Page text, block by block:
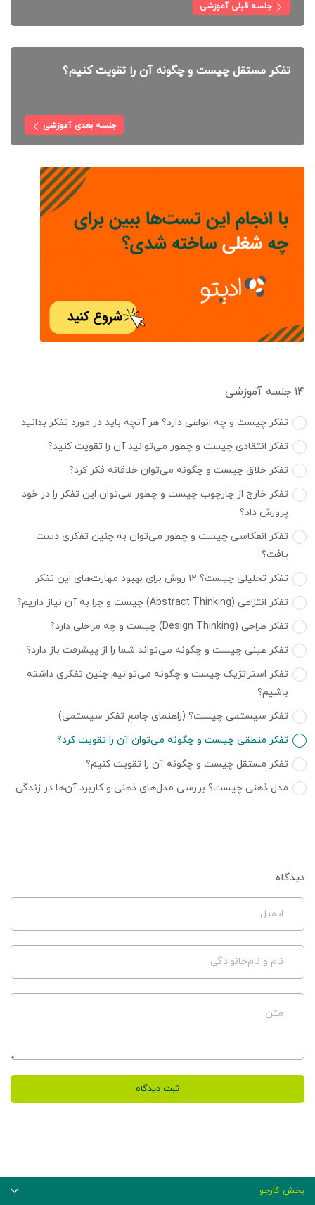
جلسه قبلی آموزشی
تفکر مستقل چیست و چگونه آن را تقویت کنیم؟
جلسه بعدی آموزشی
۱۴ جلسه آموزشی
تفکر چیست و چه انواعی دارد؟ هر آنچه باید در مورد تفکر بدانید
تفکر انتقادی چیست و چطور می‌توانید آن را تقویت کنید؟
تفکر خلاق چیست و چگونه می‌توان خلاقانه فکر کرد؟
تفکر خارج از چارچوب چیست و چطور می‌توان این تفکر را در خود
پرورش داد؟
تفکر انعکاسی چیست و چطور می‌توان به چنین تفکری دست
یافت؟
تفکر تحلیلی چیست؟ ۱۲ روش برای بهبود مهارت‌های‌ این تفکر
تفکر انتزاعی (Abstract Thinking) چیست و چرا به آن نیاز داریم؟
تفکر طراحی (Design Thinking) چیست و چه مراحلی دارد؟
تفکر عینی چیست و چگونه می‌تواند شما را از پیشرفت باز دارد؟
تفکر استراتژیک چیست و چگونه می‌توانیم چنین تفکری داشته
باشیم؟
تفکر سیستمی چیست؟ (راهنمای جامع تفکر سیستمی)
تفکر منطقی چیست و چگونه می‌توان آن را تقویت کرد؟
تفکر مستقل چیست و چگونه آن را تقویت کنیم؟
مدل ذهنی چیست؟ بررسی مدل‌های ذهنی و کاربرد آن‌ها در زندگی
دیدگاه
ایمیل
نام و نام‌خانوادگی
متن
ثبت دیدگاه
بخش کارجو